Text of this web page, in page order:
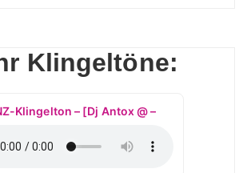
Klingeltöne:
Klingelton – [Dj Antox @ –